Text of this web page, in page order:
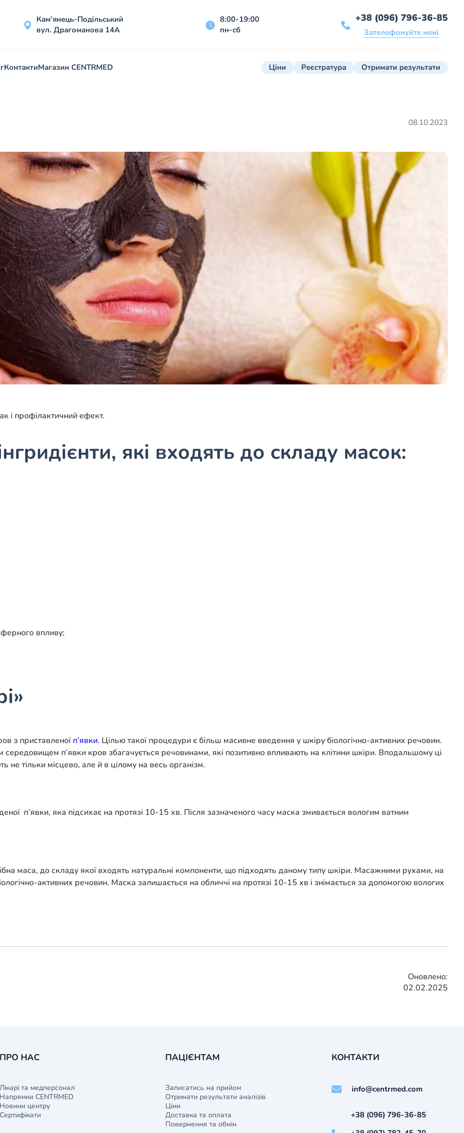
Кам’янець-Подільський
вул. Драгоманова 14А
8:00-19:00
пн-сб
+38 (096) 796-36-85
Зателефонуйте мені
КонтактиМагазин CENTRMED Ціни Реєстратура Отримати результати
08.10.2023
і профілактичний ефект.
які входять до складу масок:
впливу;
з приставленоїп’явки. Цілью такої процедури є більш масивне введення у шкіру біологічно-активних речовин.
середовищем п’явки кров збагачується речовинами, які позитивно впливають на клітини шкіри. Вподальшому ці
не тільки місцево, але й в цілому на весь організм.
п’явки, яка підсихає на протязі 10-15 хв. Після зазначеного часу маска змивається вологим ватним
маса, до складу якої входять натуральні компоненти, що підходять даному типу шкіри. Масажними рухами, на
активних речовин. Маска залишається на обличчі на протязі 10-15 хв і знімається за допомогою вологих
Оновлено:
02.02.2025
ПРО НАС
Лікарі та медперсонал
Напрямки CENTRMED
Новини центру
Сертифікати
ПАЦІЄНТАМ
Записатись на прийом
Отримати результати аналізів
Ціни
Доставка та оплата
Повернення та обмін
КОНТАКТИ
info@centrmed.com
+38 (096) 796-36-85